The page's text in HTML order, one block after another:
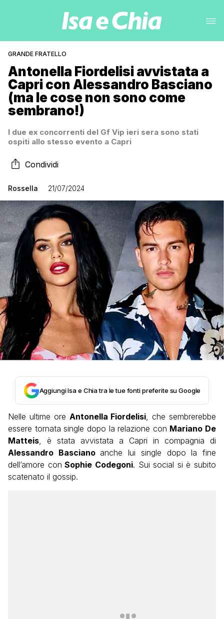
GRANDE FRATELLO
Antonella Fiordelisi avvistata a
Capri con Alessandro Basciano
(ma le cose non sono come
sembrano!)
I due ex concorrenti del Gf Vip ieri sera sono stati
ospiti allo stesso evento a Capri
Condividi
Rossella 21/07/2024
Aggiungi Isa e Chia tra le tue fonti preferite su Google
Nelle ultime ore Antonella Fiordelisi, che sembrerebbe
essere tornata single dopo la relazione con Mariano De
Matteis, è stata avvistata a Capri in compagnia di
Alessandro Basciano anche lui single dopo la fine
dell’amore con Sophie Codegoni. Sui social si è subito
scatenato il gossip.